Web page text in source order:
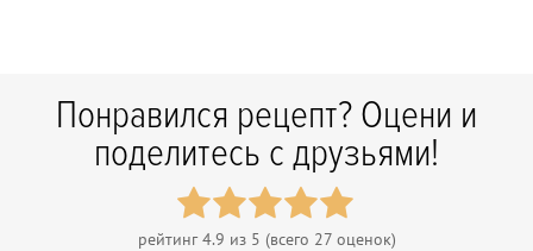
Понравился рецепт? Оцени и
поделитесь с друзьями!
рейтинг4.9 из 5 (всего 27оценок)